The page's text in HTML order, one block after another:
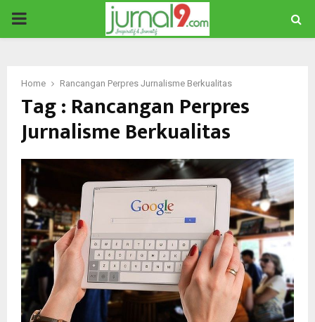
PRIMARY
Home Rancangan Perpres Jurnalisme Berkualitas
Tag : Rancangan Perpres
Jurnalisme Berkualitas